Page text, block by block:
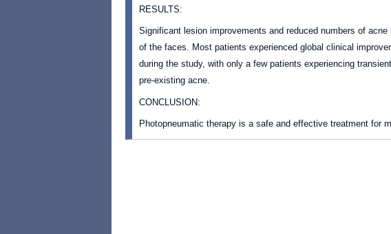
RESULTS:
Significant lesion improvements and reduced numbers of
of the faces. Most patients experienced global clinical
during the study, with only a few patients experiencing
pre-existing acne.
CONCLUSION:
Photopneumatic therapy is a safe and effective treatment for